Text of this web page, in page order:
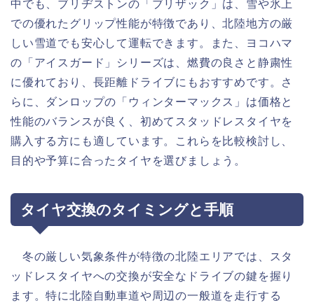
中でも、ブリヂストンの「ブリザック」は、雪や氷上
での優れたグリップ性能が特徴であり、北陸地方の厳
しい雪道でも安心して運転できます。また、ヨコハマ
の「アイスガード」シリーズは、燃費の良さと静粛性
に優れており、長距離ドライブにもおすすめです。さ
らに、ダンロップの「ウィンターマックス」は価格と
性能のバランスが良く、初めてスタッドレスタイヤを
購入する方にも適しています。これらを比較検討し、
目的や予算に合ったタイヤを選びましょう。
タイヤ交換のタイミングと手順
冬の厳しい気象条件が特徴の北陸エリアでは、スタ
ッドレスタイヤへの交換が安全なドライブの鍵を握り
ます。特に北陸自動車道や周辺の一般道を走行する